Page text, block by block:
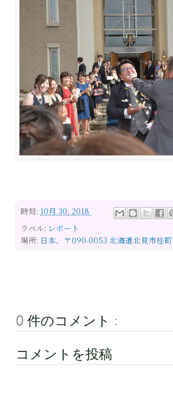
時刻: 10月 30, 2018
ラベル: レポート
場所: 日本、〒090-0053 北海道北見市桂
0 件のコメント :
コメントを投稿